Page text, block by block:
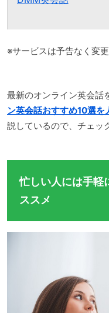
※サービスは予告なく変
最新のオンライン英会話
ン英会話おすすめ10選を
説しているので、チェッ
忙しい人には手軽
ススメ